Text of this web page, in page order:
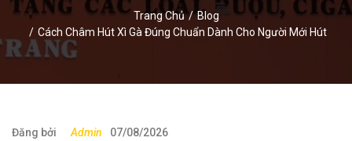
Trang Chủ
Blog
Cách Châm Hút Xì Gà Đúng Chuẩn Dành Cho Người Mới Hút
Đăng bởi Admin 07/08/2026